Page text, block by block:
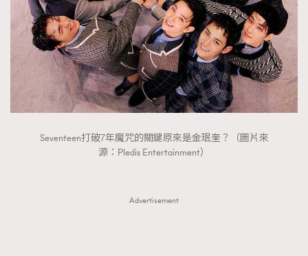
HommeStyle 132
NoBagNoLife 349
People 53
TheFrenchWay 145
VAxChowSangSang 4
WatchesWonder&Beyond 21
WatchesWonder&Beyond 1
向ChanelN°5致敬
時尚熱話 537
#FigaroIssue 專訪陳漢娜Hanna與Takuro｜模特
情侶談愛情
Seventeen打破7年魔咒的關鍵原來是金珉奎？（圖片來
源：Pledis Entertainment）
Advertisement